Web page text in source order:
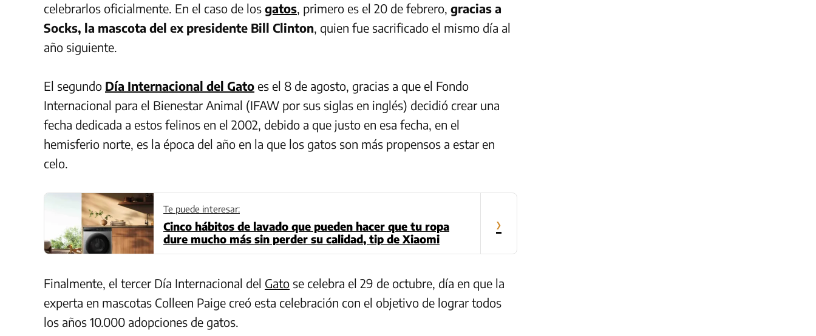
celebrarlos oficialmente. En el caso de los gatos, primero es el 20 de febrero, gracias a
Socks, la mascota del ex presidente Bill Clinton, quien fue sacrificado el mismo día al
año siguiente.
El segundo Día Internacional del Gato es el 8 de agosto, gracias a que el Fondo
Internacional para el Bienestar Animal (IFAW por sus siglas en inglés) decidió crear una
fecha dedicada a estos felinos en el 2002, debido a que justo en esa fecha, en el
hemisferio norte, es la época del año en la que los gatos son más propensos a estar en
celo.
Te puede interesar:
Cinco hábitos de lavado que pueden hacer que tu ropa
dure mucho más sin perder su calidad, tip de Xiaomi
›
Finalmente, el tercer Día Internacional del Gato se celebra el 29 de octubre, día en que la
experta en mascotas Colleen Paige creó esta celebración con el objetivo de lograr todos
los años 10.000 adopciones de gatos.